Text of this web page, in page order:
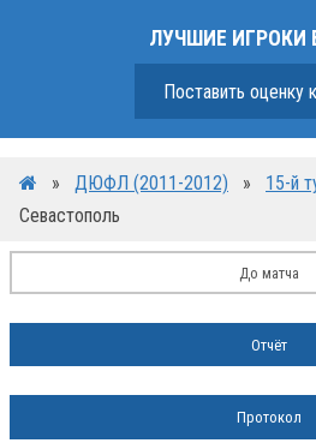
ЛУЧШИЕ ИГРОКИ
Поставить оценку
» ДЮФЛ (2011-2012) » 15-й
Севастополь
До матча
Отчёт
Протокол